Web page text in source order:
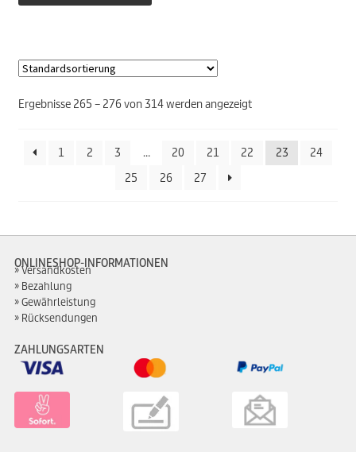
Ergebnisse 265 – 276 von 314 werden angezeigt
1 2 3 … 20 21 22 23
24
25
26 27
ONLINESHOP-INFORMATIONEN
Versandkosten
Bezahlung
Gewährleistung
Rücksendungen
ZAHLUNGSARTEN